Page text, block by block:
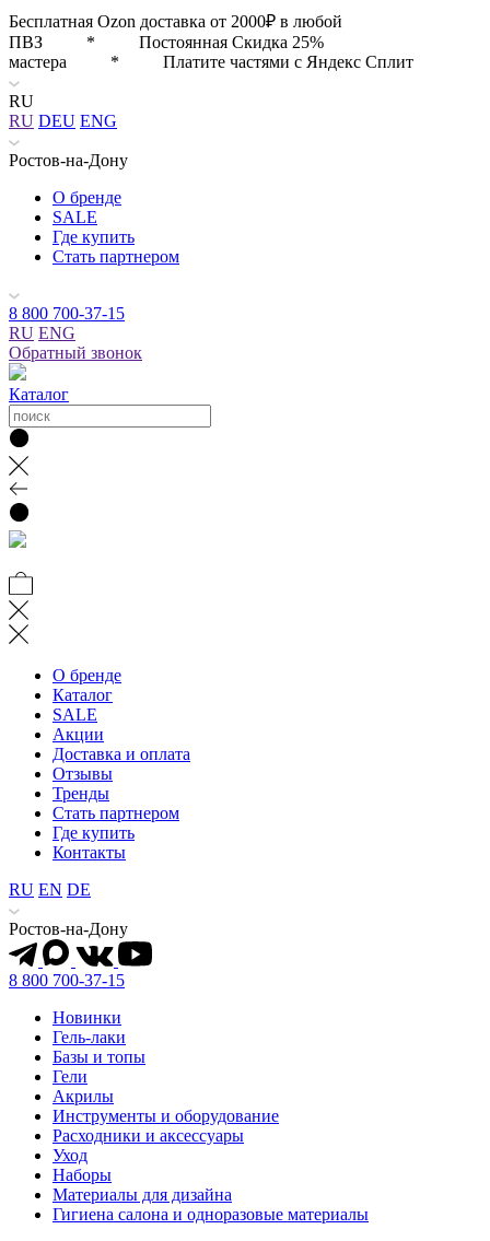
Бесплатная Ozon доставка от 2000₽ в любой
ПВЗ * Постоянная Скидка 25%
мастера * Платите частями с Яндекс Сплит
RU
RU DEU ENG
Ростов-на-Дону
О бренде
SALE
Где купить
Стать партнером
8 800 700-37-15
RU ENG
Обратный звонок
Каталог
О бренде
Каталог
SALE
Акции
Доставка и оплата
Отзывы
Тренды
Стать партнером
Где купить
Контакты
RU EN DE
Ростов-на-Дону
8 800 700-37-15
Новинки
Гель-лаки
Базы и топы
Гели
Акрилы
Инструменты и оборудование
Расходники и аксессуары
Уход
Наборы
Материалы для дизайна
Гигиена салона и одноразовые материалы